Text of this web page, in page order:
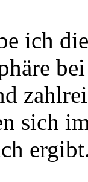
ich
sich